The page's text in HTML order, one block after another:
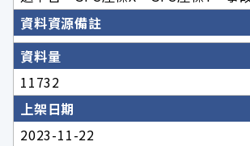
資料資源備註
資料量
11732
上架日期
2023-11-22